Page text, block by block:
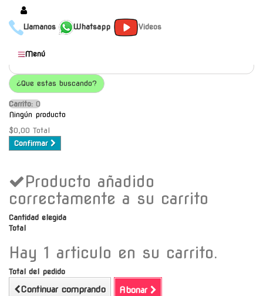
Llamanos Whatsapp Videos
Productos
Populares
Categorías
Marcas
Mayoristas
Contacto
Envío gratis a C.A.B.A. a
partir de $30000
Menú
¿Que estas buscando?
Carrito: O
Ningún producto
$0,00 Total
Confirmar
Producto añadido
correctamente a su carrito
Cantidad elegida
Total
Hay 1 articulo en su carrito.
Total del pedido
Continuar comprando Abonar